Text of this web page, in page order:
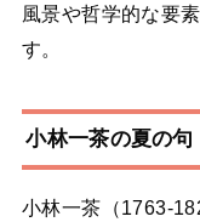
風景や哲学的な要
す。
小林一茶の夏の句
小林一茶（1763-